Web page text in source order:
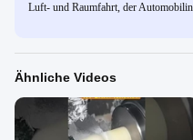
Luft- und Raumfahrt, der
Ähnliche Videos